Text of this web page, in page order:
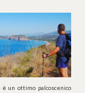
un ottimo palcoscenico